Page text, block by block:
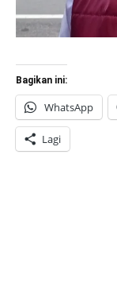
Bagikan ini:
WhatsApp
Lagi